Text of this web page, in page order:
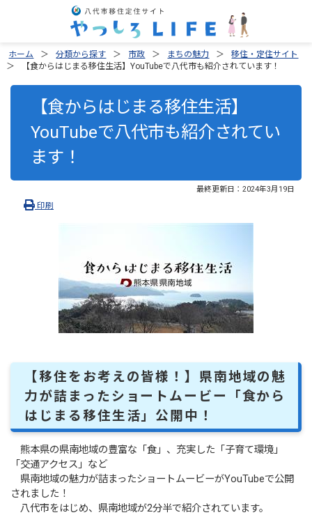
ホーム 分類から探す 市政 まちの魅力
移住・定住サイト
【食からはじまる移住生活】YouTubeで八代市も紹介されています！
【食からはじまる移住生活】
YouTubeで八代市も紹介されてい
ます！
最終更新日： 2024年3月19日
印刷
【移住をお考えの皆様！】県南地域の魅
力が詰まったショートムービー「食から
はじまる移住生活」公開中！
熊本県の県南地域の豊富な「食」、充実した「子育て環境」
「交通アクセス」など
県南地域の魅力が詰まったショートムービーがYouTubeで公開
されました！
八代市をはじめ、県南地域が2分半で紹介されています。